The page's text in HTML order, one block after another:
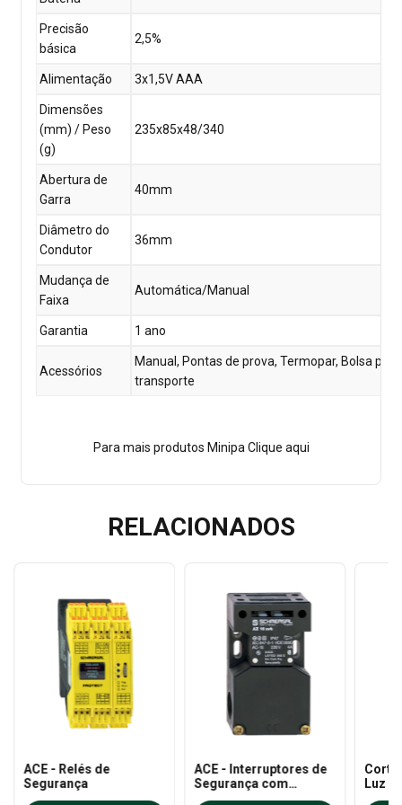
Precisão
básica
2,5%
Alimentação 3x1,5V AAA
Dimensões
(mm) / Peso
(g)
235x85x48/340
Abertura de
Garra
40mm
Diâmetro do
Condutor
36mm
Mudança de
Faixa
Automática/Manual
Garantia 1 ano
Acessórios
Manual, Pontas de prova, Termopar, Bolsa para
transporte
Para mais produtos Minipa Clique aqui
RELACIONADOS
ACE - Relés de
Segurança
ACE - Interruptores de
Segurança com
Atuadores AZ 16-
Luz